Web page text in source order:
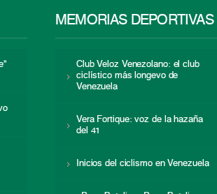
MEMORIAS DEPORTIVAS
Club Veloz Venezolano: el club
ciclístico más longevo de
Venezuela
Vera Fortique: voz de la hazaña
del 41
Inicios del ciclismo en Venezuela